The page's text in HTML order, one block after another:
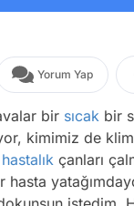
Yorum Yap
bir sıcak bir
kimimiz de
hastalık çanları